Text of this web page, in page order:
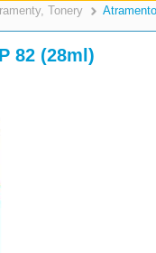
Tonery >
82 (28ml)